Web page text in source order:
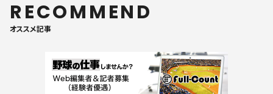
RECOMMEND
オススメ記事